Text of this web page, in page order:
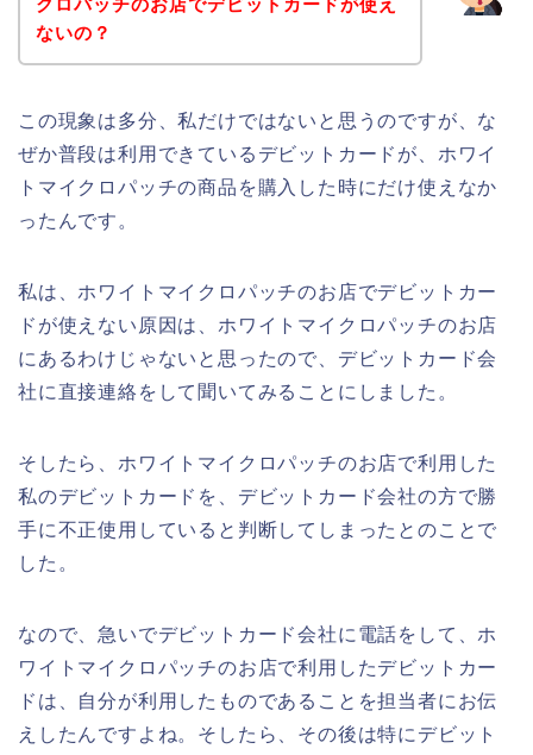
クロパッチのお店でデビットカードが使え
ないの？
この現象は多分、私だけではないと思うのですが、な
ぜか普段は利用できているデビットカードが、ホワイ
トマイクロパッチの商品を購入した時にだけ使えなか
ったんです。
私は、ホワイトマイクロパッチのお店でデビットカー
ドが使えない原因は、ホワイトマイクロパッチのお店
にあるわけじゃないと思ったので、デビットカード会
社に直接連絡をして聞いてみることにしました。
そしたら、ホワイトマイクロパッチのお店で利用した
私のデビットカードを、デビットカード会社の方で勝
手に不正使用していると判断してしまったとのことで
した。
なので、急いでデビットカード会社に電話をして、ホ
ワイトマイクロパッチのお店で利用したデビットカー
ドは、自分が利用したものであることを担当者にお伝
えしたんですよね。そしたら、その後は特にデビット